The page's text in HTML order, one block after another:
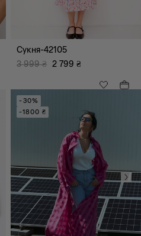
Сукня-42105
3 999 ₴ 2 799 ₴
-30%
-1800 ₴